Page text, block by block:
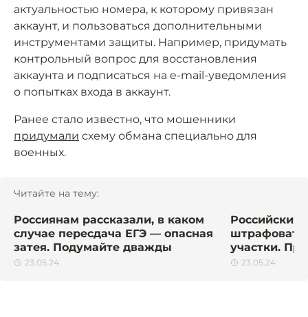
актуальностью номера, к которому привязан
аккаунт, и пользоваться дополнительными
инструментами защиты. Например, придумать
контрольный вопрос для восстановления
аккаунта и подписаться на e-mail-уведомления
о попытках входа в аккаунт.
Ранее стало известно, что мошенники
придумали схему обмана специально для
военных.
Читайте на тему:
Россиянам рассказали, в каком
случае пересдача ЕГЭ — опасная
затея. Подумайте дважды
23.05.24
Российских
участки.
23.05.24